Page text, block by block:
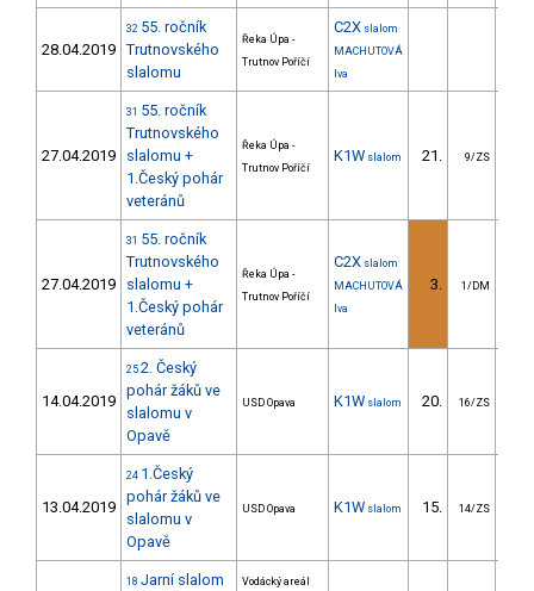
28.04.2019
32 55. ročník
Trutnovského
slalomu
Řeka Úpa -
Trutnov Poříčí
C2X slalom
MACHUTOVÁ
Iva
27.04.2019
31 55. ročník
Trutnovského
slalomu +
1.Český pohár
veteránů
Řeka Úpa -
Trutnov Poříčí
K1W slalom 21. 9/ZS
27.04.2019
31 55. ročník
Trutnovského
slalomu +
1.Český pohár
veteránů
Řeka Úpa -
Trutnov Poříčí
C2X slalom
MACHUTOVÁ
Iva
3. 1/DM
14.04.2019
25 2. Český
pohár žáků ve
slalomu v
Opavě
USD Opava K1W slalom 20. 16/ZS
13.04.2019
24 1.Český
pohár žáků ve
slalomu v
Opavě
USD Opava K1W slalom 15. 14/ZS
18 Jarní slalom
Vodácký areál